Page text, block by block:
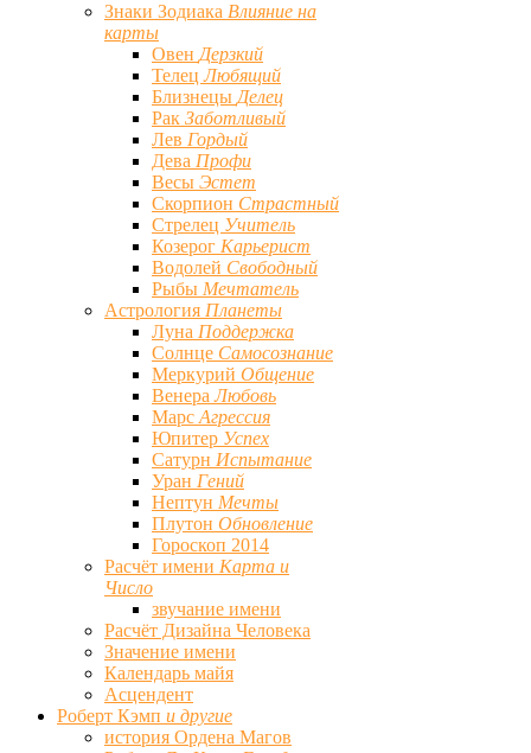
Знаки Зодиака Влияние на
карты
Овен Дерзкий
ТелецЛюбящий
Близнецы Делец
Рак Заботливый
Лев Гордый
Дева Профи
Весы Эстет
Скорпион Страстный
Стрелец Учитель
Козерог Карьерист
Водолей Свободный
Рыбы Мечтатель
Астрология Планеты
Луна Поддержка
Солнце Самосознание
Меркурий Общение
ВенераЛюбовь
Марс Агрессия
Юпитер Успех
Сатурн Испытание
Уран Гений
Нептун Мечты
Плутон Обновление
Гороскоп 2014
Расчёт имени Карта и
Число
звучание имени
Расчёт Дизайна Человека
Значение имени
Календарь майя
Асцендент
Роберт Кэмп и другие
история Ордена Магов